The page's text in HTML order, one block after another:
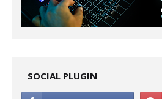
SOCIAL PLUGIN